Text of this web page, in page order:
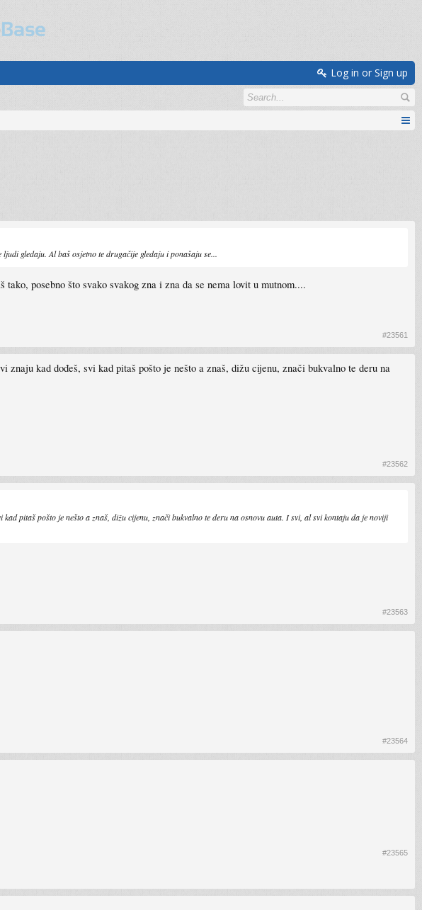
Log in or Sign up
gledaju. Al baš osjetno te drugačije gledaju i ponašaju se...
posebno što svako svakog zna i zna da se nema lovit u mutnom....
#23561
znaju kad dođeš, svi kad pitaš pošto je nešto a znaš, dižu cijenu, znači bukvalno te deru na
#23562
kad pitaš pošto je nešto a znaš, dižu cijenu, znači bukvalno te deru na osnovu auta. I svi, al svi kontaju da je noviji
#23563
#23564
#23565